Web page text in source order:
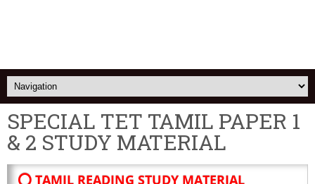
SPECIAL TET TAMIL PAPER 1
& 2 STUDY MATERIAL
⭕ TAMIL READING STUDY MATERIAL